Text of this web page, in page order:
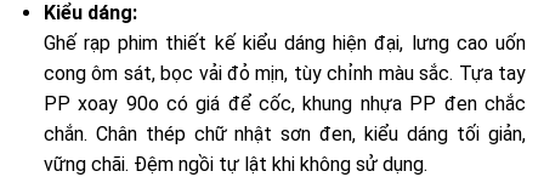
Kiểu dáng:
Ghế rạp phim thiết kế kiểu dáng hiện đại, lưng cao uốn
cong ôm sát, bọc vải đỏ mịn, tùy chỉnh màu sắc. Tựa tay
PP xoay 90o có giá để cốc, khung nhựa PP đen chắc
chắn. Chân thép chữ nhật sơn đen, kiểu dáng tối giản,
vững chãi. Đệm ngồi tự lật khi không sử dụng.